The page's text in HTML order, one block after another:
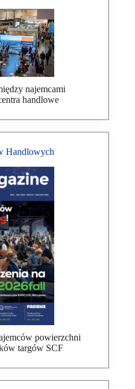
najemcami
handlowe
Handlowych
powierzchni
targów SCF